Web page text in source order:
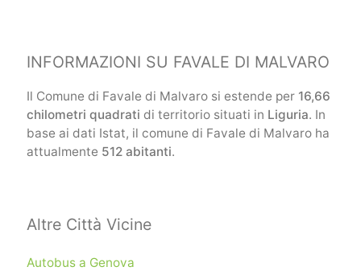
INFORMAZIONI SU FAVALE DI MALVARO
Il Comune di Favale di Malvaro si estende per 16,66
chilometri quadrati di territorio situati in Liguria. In
base ai dati Istat, il comune di Favale di Malvaro ha
attualmente 512 abitanti.
Altre Città Vicine
Autobus a Genova